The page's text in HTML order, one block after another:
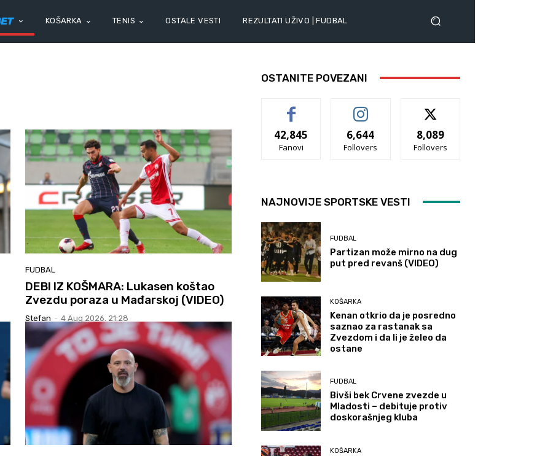
KOŠARKA TENIS OSTALE VESTI REZULTATI UŽIVO | FUDBAL
FUDBAL
DEBI IZ KOŠMARA: Lukasen koštao
Zvezdu poraza u Mađarskoj (VIDEO)
Stefan - 4 Aug 2026. 21:28
OSTANITE POVEZANI
42,845
Fanovi
6,644
Follovers
8,089
Follovers
NAJNOVIJE SPORTSKE VESTI
FUDBAL
Partizan može mirno na dug
put pred revanš (VIDEO)
KOŠARKA
Kenan otkrio da je posredno
saznao za rastanak sa
Zvezdom i da li je želeo da
ostane
FUDBAL
Bivši bek Crvene zvezde u
Mladosti – debituje protiv
doskorašnjeg kluba
KOŠARKA